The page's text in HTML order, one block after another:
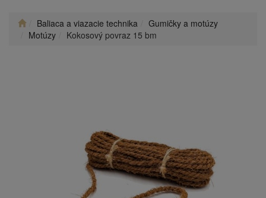
Baliaca a viazacie technika
Gumičky a motúzy
Motúzy
Kokosový povraz 15 bm